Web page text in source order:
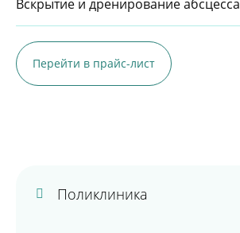
Вскрытие и дренирование абсцесса
Перейти в прайс-лист
Поликлиника